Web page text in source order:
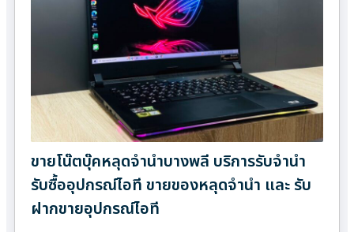
ขายโน๊ตบุ๊คหลุดจำนำบางพลี บริการรับจำนำ
รับซื้ออุปกรณ์ไอที ขายของหลุดจำนำ และ รับ
ฝากขายอุปกรณ์ไอที